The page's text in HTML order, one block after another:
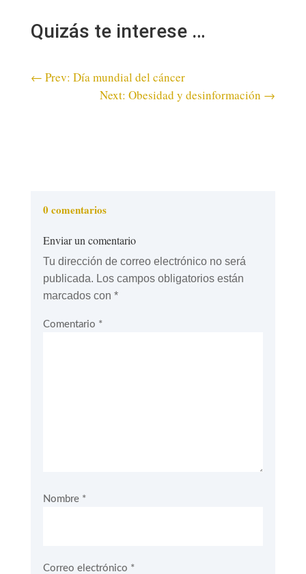
Quizás te interese …
← Prev: Día mundial del cáncer
Next: Obesidad y desinformación →
0 comentarios
Enviar un comentario
Tu dirección de correo electrónico no será
publicada. Los campos obligatorios están
marcados con *
Comentario *
Nombre *
Correo electrónico *